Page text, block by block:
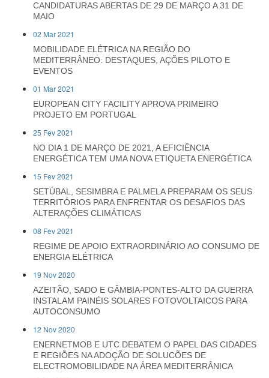
CANDIDATURAS ABERTAS DE 29 DE MARÇO A 31 DE
MAIO
02 Mar 2021
MOBILIDADE ELÉTRICA NA REGIÃO DO
MEDITERRÂNEO: DESTAQUES, AÇÕES PILOTO E
EVENTOS
01 Mar 2021
EUROPEAN CITY FACILITY APROVA PRIMEIRO
PROJETO EM PORTUGAL
25 Fev 2021
NO DIA 1 DE MARÇO DE 2021, A EFICIÊNCIA
ENERGÉTICA TEM UMA NOVA ETIQUETA ENERGÉTICA
15 Fev 2021
SETÚBAL, SESIMBRA E PALMELA PREPARAM OS SEUS
TERRITÓRIOS PARA ENFRENTAR OS DESAFIOS DAS
ALTERAÇÕES CLIMÁTICAS
08 Fev 2021
REGIME DE APOIO EXTRAORDINÁRIO AO CONSUMO DE
ENERGIA ELÉTRICA
19 Nov 2020
AZEITÃO, SADO E GÂMBIA-PONTES-ALTO DA GUERRA
INSTALAM PAINÉIS SOLARES FOTOVOLTAICOS PARA
AUTOCONSUMO
12 Nov 2020
ENERNETMOB E UTC DEBATEM O PAPEL DAS CIDADES
E REGIÕES NA ADOÇÃO DE SOLUCÕES DE
ELECTROMOBILIDADE NA ÁREA MEDITERRÂNICA